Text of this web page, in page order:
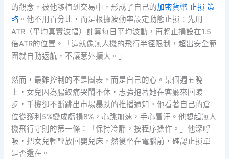
的觀念，被他移植到交易中，形成了自己的加密貨幣 止損 策
略 。他不用百分比，而是根據波動率設定動態止損：先用
ATR（平均真實波幅）計算每日平均波動，再將止損設在1.5
倍ATR的位置。「這就像無人機的飛行半徑限制，超出安全範
圍就自動返航，不讓意外擴大。」
然而，最難控制的不是圖表，而是自己的心。某個週五晚
上，女兒因為腸絞痛哭鬧不休，志強抱著她在客廳來回踱
步，手機卻不斷跳出市場暴跌的推播通知。他看著自己的倉
位從獲利5%變成虧損8%，心跳加速，手心冒汗。他想起無人
機飛行守則的第一條：「保持冷靜，按程序操作。」他深呼
吸，把女兒輕輕放回嬰兒床，然後坐在電腦前，確認止損單
是否還在。